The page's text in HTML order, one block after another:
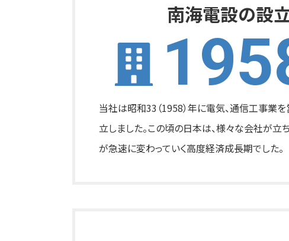
南海電設の設
当社は昭和33（1958）年に電気、通信工事業
立しました。この頃の日本は、様々な会社が立
が急速に変わっていく高度経済成長期でした。